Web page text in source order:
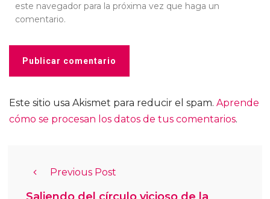
este navegador para la próxima vez que haga un
comentario.
Este sitio usa Akismet para reducir el spam. Aprende
cómo se procesan los datos de tus comentarios.
Previous Post